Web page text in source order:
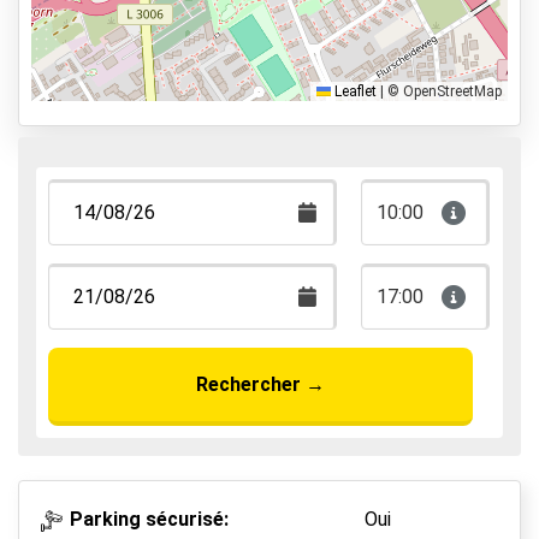
Park & Walk
Park, Sleep & Fly
Leaflet © OpenStreetMap
10:00
17:00
Rechercher →
Parking sécurisé: Oui